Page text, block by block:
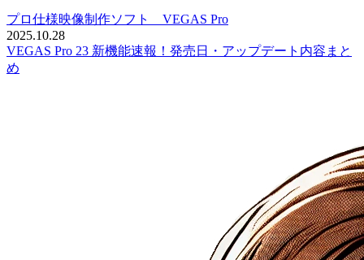
プロ仕様映像制作ソフト VEGAS Pro
2025.10.28
VEGAS Pro 23 新機能速報！発売日・アップデート内容まと
め